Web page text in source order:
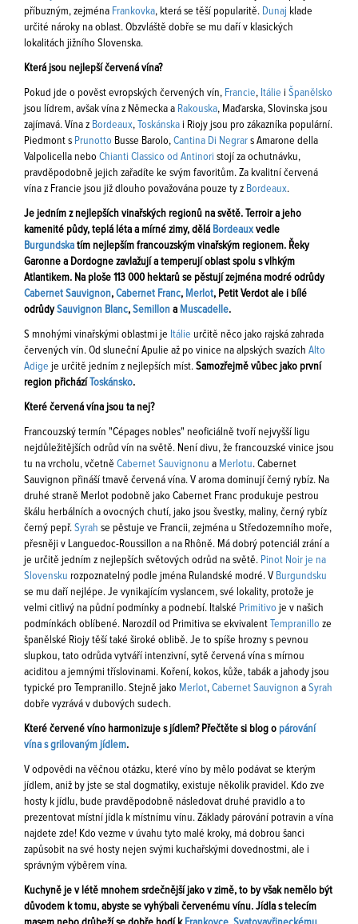
příbuzným, zejména Frankovka, která se těší popularitě. Dunaj klade
určité nároky na oblast. Obzvláště dobře se mu daří v klasických
lokalitách jižního Slovenska.
Která jsou nejlepší červená vína?
Pokud jde o pověst evropských červených vín, Francie, Itálie i Španělsko
jsou lídrem, avšak vína z Německa a Rakouska, Maďarska, Slovinska jsou
zajímavá. Vína z Bordeaux, Toskánska i Riojy jsou pro zákazníka populární.
Piedmont s Prunotto Busse Barolo, Cantina Di Negrar s Amarone della
Valpolicella nebo Chianti Classico od Antinori stojí za ochutnávku,
pravděpodobně jejich zařadíte ke svým favoritům. Za kvalitní červená
vína z Francie jsou již dlouho považována pouze ty z Bordeaux.
Je jedním z nejlepších vinařských regionů na světě. Terroir a jeho
kamenité půdy, teplá léta a mírné zimy, dělá Bordeaux vedle
Burgundska tím nejlepším francouzským vinařským regionem. Řeky
Garonne a Dordogne zavlažují a temperují oblast spolu s vlhkým
Atlantikem. Na ploše 113 000 hektarů se pěstují zejména modré odrůdy
Cabernet Sauvignon, Cabernet Franc, Merlot, Petit Verdot ale i bílé
odrůdySauvignon Blanc, Semillon a Muscadelle.
S mnohými vinařskými oblastmi je Itálie určitě něco jako rajská zahrada
červených vín. Od sluneční Apulie až po vinice na alpských svazích Alto
Adige je určitě jedním z nejlepších míst. Samozřejmě vůbec jako první
region přichází Toskánsko.
Které červená vína jsou ta nej?
Francouzský termín "Cépages nobles" neoficiálně tvoří nejvyšší ligu
nejdůležitějších odrůd vín na světě. Není divu, že francouzské vinice jsou
tu na vrcholu, včetně Cabernet Sauvignonu a Merlotu. Cabernet
Sauvignon přináší tmavě červená vína. V aroma dominují černý rybíz. Na
druhé straně Merlot podobně jako Cabernet Franc produkuje pestrou
škálu herbálních a ovocných chutí, jako jsou švestky, maliny, černý rybíz
černý pepř. Syrah se pěstuje ve Francii, zejména u Středozemního moře,
přesněji v Languedoc-Roussillon a na Rhôně. Má dobrý potenciál zrání a
je určitě jedním z nejlepších světových odrůd na světě. Pinot Noir je na
Slovensku rozpoznatelný podle jména Rulandské modré. V Burgundsku
se mu daří nejlépe. Je vynikajícím vyslancem, své lokality, protože je
velmi citlivý na půdní podmínky a podnebí. Italské Primitivo je v našich
podmínkách oblíbené. Narozdíl od Primitiva se ekvivalent Tempranillo ze
španělské Riojy těší také široké oblibě. Je to spíše hrozny s pevnou
slupkou, tato odrůda vytváří intenzivní, sytě červená vína s mírnou
aciditou a jemnými tříslovinami. Koření, kokos, kůže, tabák a jahody jsou
typické pro Tempranillo. Stejně jako Merlot, Cabernet Sauvignon a Syrah
dobře vyzrává v dubových sudech.
Které červené víno harmonizuje s jídlem? Přečtěte si blog o párování
vína s grilovaným jídlem.
V odpovědi na věčnou otázku, které víno by mělo podávat se kterým
jídlem, aniž by jste se stal dogmatiky, existuje několik pravidel. Kdo zve
hosty k jídlu, bude pravděpodobně následovat druhé pravidlo a to
prezentovat místní jídla k místnímu vínu. Základy párování potravin a vína
najdete zde! Kdo vezme v úvahu tyto malé kroky, má dobrou šanci
zapůsobit na své hosty nejen svými kuchařskými dovednostmi, ale i
správným výběrem vína.
Kuchyně je v létě mnohem srdečnější jako v zimě, to by však nemělo být
důvodem k tomu, abyste se vyhýbali červenému vínu. Jídla s telecím